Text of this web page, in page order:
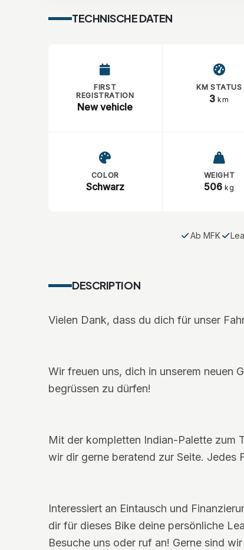
TECHNISCHE DATEN
FIRST
REGISTRATION
New vehicle
KM STATUS
3 km
COLOR
Schwarz
WEIGHT
506 kg
Ab MFK
DESCRIPTION
Vielen Dank, dass du dich für unser
Wir freuen uns, dich in unserem neuen
begrüssen zu dürfen!
Mit der kompletten Indian-Palette zum
wir dir gerne beratend zur Seite. Jedes
Interessiert an Eintausch und
dir für dieses Bike deine persönliche
Besuche uns oder ruf an! Gerne sind